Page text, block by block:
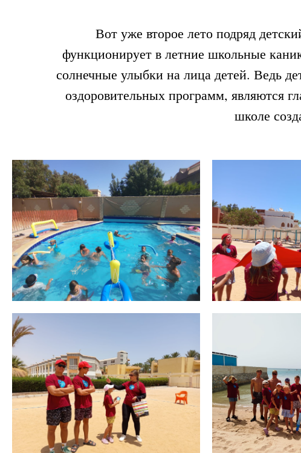
Вот уже второе лето подряд
функционирует в летние школьные
солнечные улыбки на лица детей. Ведь
оздоровительных программ, являются
школе